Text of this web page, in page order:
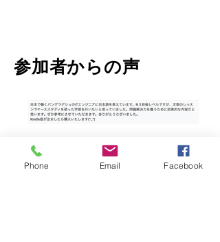
参加者からの声
Phone Email Facebook